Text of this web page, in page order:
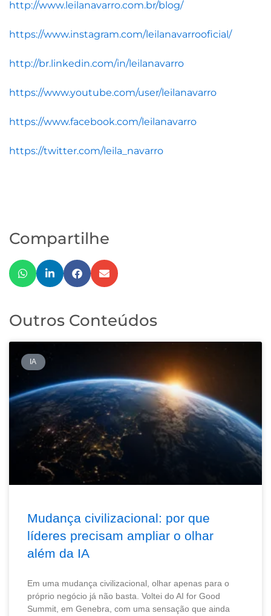
http://www.leilanavarro.com.br/blog/
https://www.instagram.com/leilanavarrooficial/
http://br.linkedin.com/in/leilanavarro
https://www.youtube.com/user/leilanavarro
https://www.facebook.com/leilanavarro
https://twitter.com/leila_navarro
Compartilhe
Outros Conteúdos
IA
Mudança civilizacional: por que
líderes precisam ampliar o olhar
além da IA
Em uma mudança civilizacional, olhar apenas para o
próprio negócio já não basta. Voltei do AI for Good
Summit, em Genebra, com uma sensação que ainda